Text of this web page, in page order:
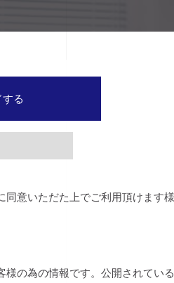
る
意いただた上でご利用頂けます
の為の情報です。公開されてい